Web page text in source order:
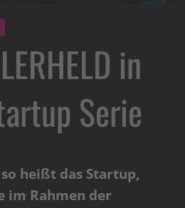
in
Serie
heißt das Startup,
im Rahmen der